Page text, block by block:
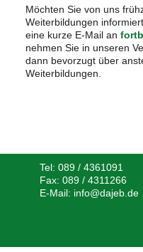
Möchten Sie von uns
Weiterbildungen
eine kurze E-Mail an
nehmen Sie in unseren
dann bevorzugt über
Weiterbildungen.
Tel: 089 / 4361091
Fax: 089 / 4311266
E-Mail: info@dajeb.de